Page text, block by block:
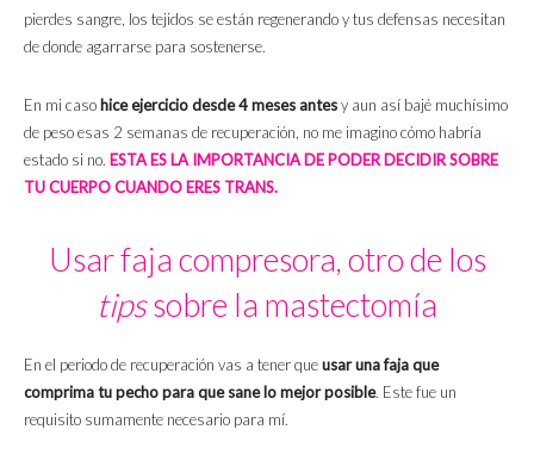
pierdes sangre, los tejidos se están regenerando y tus defensas necesitan
de donde agarrarse para sostenerse.
En mi caso hice ejercicio desde 4 meses antesy aun así bajé muchísimo
de peso esas 2 semanas de recuperación, no me imagino cómo habría
estado si no. ESTA ES LA IMPORTANCIA DE PODER DECIDIR SOBRE
TU CUERPO CUANDO ERES TRANS.
Usar faja compresora, otro de los
tipssobre la mastectomía
En el periodo de recuperación vas a tener queusar una faja que
comprima tu pecho para que sane lo mejor posible. Este fue un
requisito sumamente necesario para mí.